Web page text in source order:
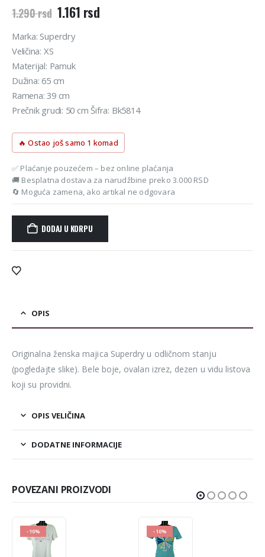
1.290rsd Originalna
cena
je
1.290 rsd.
1.161 rsdTrenutna
cena
Marka: Superdry
Veličina: XS
Materijal: Pamuk
Dužina: 65 cm
Ramena: 39 cm
Prečnik grudi: 50 cm Šifra: Bk5814
🔥 Ostao još samo 1 komad
✅ Plaćanje pouzećem – bez online plaćanja
🚚 Besplatna dostava za narudžbine preko 3.000 RSD
🔄 Moguća zamena, ako artikal ne odgovara
DODAJ U KORPU
Alternative:
OPIS
Originalna ženska majica Superdry u odličnom stanju
(pogledajte slike). Bele boje, ovalan izrez, dezen u vidu listova
koji su providni.
OPIS VELIČINA
DODATNE INFORMACIJE
POVEZANI PROIZVODI
-10%